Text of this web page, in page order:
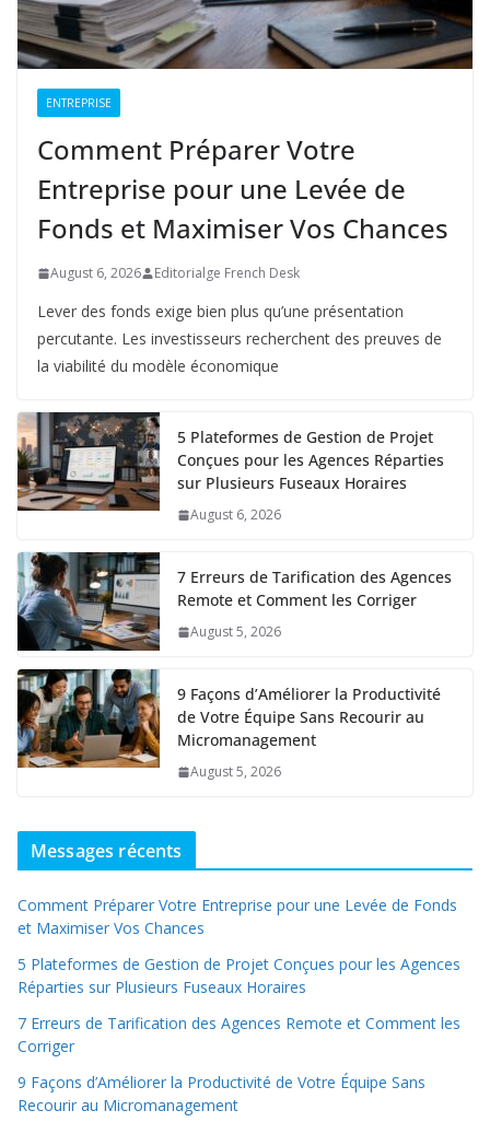
ENTREPRISE
Comment Préparer Votre
Entreprise pour une Levée de
Fonds et Maximiser Vos Chances
August 6, 2026 Editorialge French Desk
Lever des fonds exige bien plus qu’une présentation
percutante. Les investisseurs recherchent des preuves de
la viabilité du modèle économique
5 Plateformes de Gestion de Projet
Conçues pour les Agences Réparties
sur Plusieurs Fuseaux Horaires
August 6, 2026
7 Erreurs de Tarification des Agences
Remote et Comment les Corriger
August 5, 2026
9 Façons d’Améliorer la Productivité
de Votre Équipe Sans Recourir au
Micromanagement
August 5, 2026
Messages récents
Comment Préparer Votre Entreprise pour une Levée de Fonds
et Maximiser Vos Chances
5 Plateformes de Gestion de Projet Conçues pour les Agences
Réparties sur Plusieurs Fuseaux Horaires
7 Erreurs de Tarification des Agences Remote et Comment les
Corriger
9 Façons d’Améliorer la Productivité de Votre Équipe Sans
Recourir au Micromanagement